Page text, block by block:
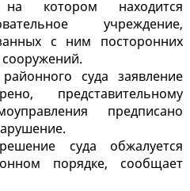
котором находится
учреждение,
с ним посторонних
суда заявление
представительному
предписано
суда обжалуется
порядке, сообщает